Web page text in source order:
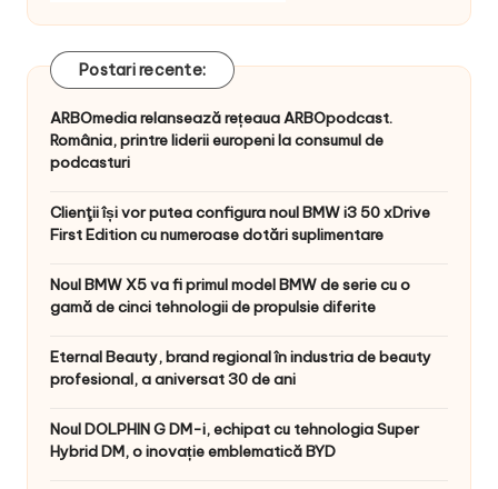
Postari recente:
ARBOmedia relansează rețeaua ARBOpodcast.
România, printre liderii europeni la consumul de
podcasturi
Clienţii își vor putea configura noul BMW i3 50 xDrive
First Edition cu numeroase dotări suplimentare
Noul BMW X5 va fi primul model BMW de serie cu o
gamă de cinci tehnologii de propulsie diferite
Eternal Beauty, brand regional în industria de beauty
profesional, a aniversat 30 de ani
Noul DOLPHIN G DM-i, echipat cu tehnologia Super
Hybrid DM, o inovație emblematică BYD